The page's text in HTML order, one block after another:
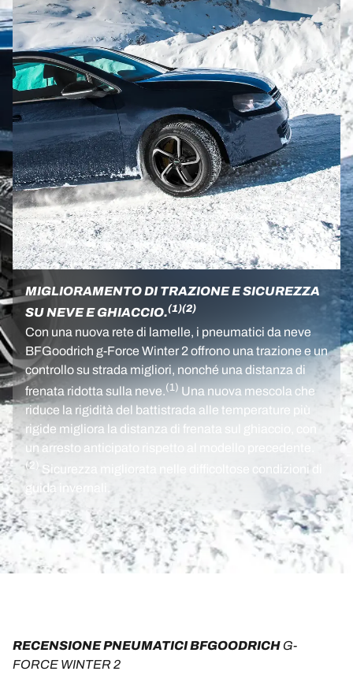
MIGLIORAMENTO DI TRAZIONE E SICUREZZA
SU NEVE E GHIACCIO.(1)(2)
Con una nuova rete di lamelle, i pneumatici da neve
BFGoodrich g-Force Winter 2 offrono una trazione e un
controllo su strada migliori, nonché una distanza di
frenata ridotta sulla neve.(1) Una nuova mescola che
riduce la rigidità del battistrada alle temperature più
rigide migliora la distanza di frenata sul ghiaccio, con
un arresto anticipato rispetto al modello precedente.
(2)
Sicurezza migliorata nelle difficoltose condizioni di
guida invernali.
RECENSIONE PNEUMATICI BFGOODRICH G-
FORCE WINTER 2